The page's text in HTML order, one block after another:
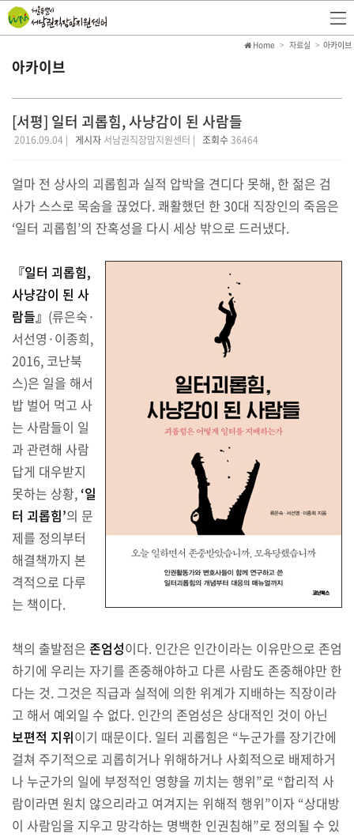
아카이브
Home 자료실 아카이브
[서평] 일터 괴롭힘, 사냥감이 된 사람들
2016.09.04 | 게시자 서남권직장맘지원센터 | 조회수36464
얼마 전 상사의 괴롭힘과 실적 압박을 견디다 못해, 한 젊은 검
사가 스스로 목숨을 끊었다. 쾌활했던 한 30대 직장인의 죽음은
‘일터 괴롭힘’의 잔혹성을 다시 세상 밖으로 드러냈다.
『일터 괴롭힘,
사냥감이 된 사
람들』 (류은숙·
서선영·이종희,
2016, 코난북
스)은 일을 해서
밥 벌어 먹고 사
는 사람들이 일
과 관련해 사람
답게 대우받지
못하는 상황, ‘일
터 괴롭힘’의 문
제를 정의부터
해결책까지 본
격적으로 다루
는 책이다.
책의 출발점은 존엄성이다. 인간은 인간이라는 이유만으로 존엄
하기에 우리는 자기를 존중해야하고 다른 사람도 존중해야만 한
다는 것. 그것은 직급과 실적에 의한 위계가 지배하는 직장이라
고 해서 예외일 수 없다. 인간의 존엄성은 상대적인 것이 아닌
보편적 지위이기 때문이다. 일터 괴롭힘은 “누군가를 장기간에
걸쳐 주기적으로 괴롭히거나 위해하거나 사회적으로 배제하거
나 누군가의 일에 부정적인 영향을 끼치는 행위”로 “합리적 사
람이라면 원치 않으리라고 여겨지는 위해적 행위”이자 “상대방
이 사람임을 지우고 망각하는 명백한 인권침해”로 정의될 수 있